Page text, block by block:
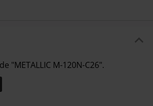
"METALLIC M-120N-C26".